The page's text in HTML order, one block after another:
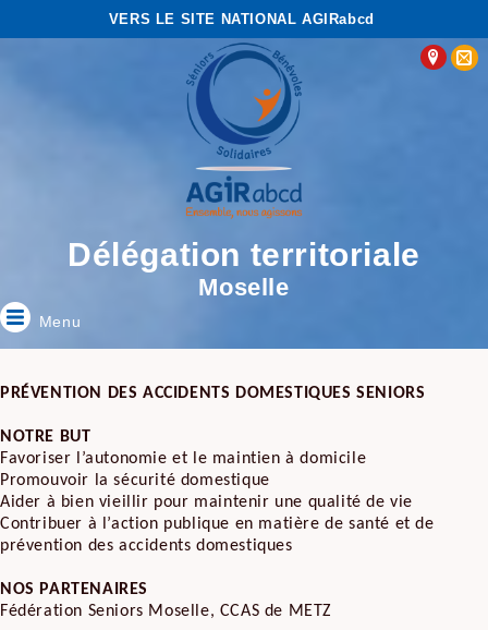
VERS LE SITE NATIONAL AGIRabcd
Délégation territoriale
Moselle
Menu
PRÉVENTION DES ACCIDENTS DOMESTIQUES SENIORS
NOTRE BUT
Favoriser l’autonomie et le maintien à domicile
Promouvoir la sécurité domestique
Aider à bien vieillir pour maintenir une qualité de vie
Contribuer à l’action publique en matière de santé et de
prévention des accidents domestiques
NOS PARTENAIRES
Fédération Seniors Moselle, CCAS de METZ